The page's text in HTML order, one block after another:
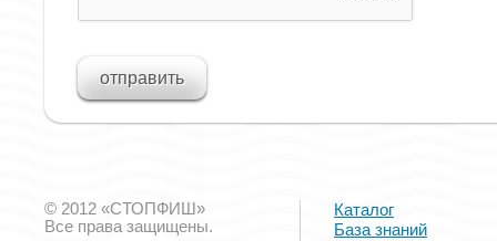
© 2012 «СТОПФИШ»
Все права защищены.
Каталог
База знаний